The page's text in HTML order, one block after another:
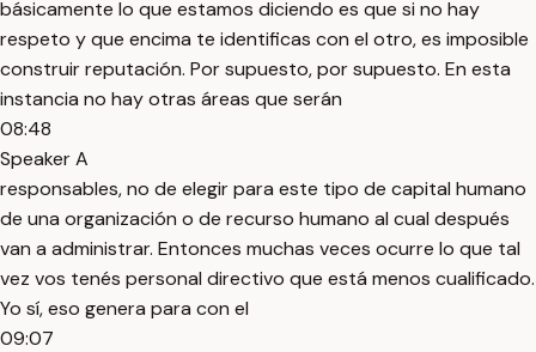
básicamente lo que estamos diciendo es que si no hay
respeto y que encima te identificas con el otro, es imposible
construir reputación. Por supuesto, por supuesto. En esta
instancia no hay otras áreas que serán
08:48
Speaker A
responsables, no de elegir para este tipo de capital humano
de una organización o de recurso humano al cual después
van a administrar. Entonces muchas veces ocurre lo que tal
vez vos tenés personal directivo que está menos cualificado.
Yo sí, eso genera para con el
09:07